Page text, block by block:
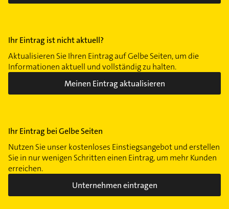
Ihr Eintrag ist nicht aktuell?
Aktualisieren Sie Ihren Eintrag auf Gelbe Seiten, um die
Informationen aktuell und vollständig zu halten.
Meinen Eintrag aktualisieren
Ihr Eintrag bei Gelbe Seiten
Nutzen Sie unser kostenloses Einstiegsangebot und erstellen
Sie in nur wenigen Schritten einen Eintrag, um mehr Kunden
erreichen.
Unternehmen eintragen